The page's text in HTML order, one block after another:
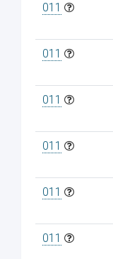
011
011
011
011
011
011